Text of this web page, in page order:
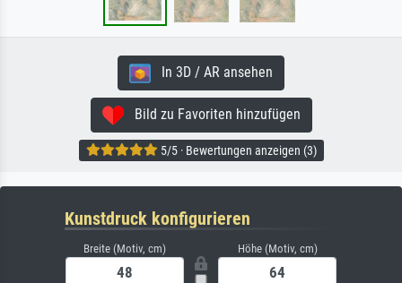
In 3D / AR ansehen
Bild zu Favoriten hinzufügen
5/5 · Bewertungen anzeigen (3)
Kunstdruck konfigurieren
Breite (Motiv, cm) Höhe (Motiv, cm)